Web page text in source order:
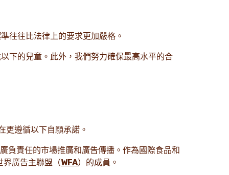
往往比法律上的要求更加嚴格。
下的兒童。此外，我們努力確保最高水平的合
更遵循以下自願承諾。
負責任的市場推廣和廣告傳播。作為國際食品和
界廣告主聯盟（WFA）的成員。